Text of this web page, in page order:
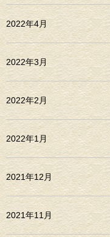
2022年4月
2022年3月
2022年2月
2022年1月
2021年12月
2021年11月